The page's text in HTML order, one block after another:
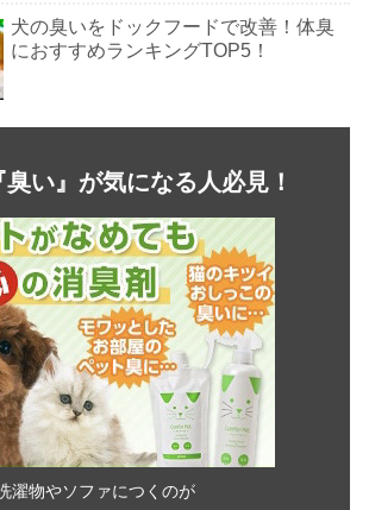
犬の臭いをドックフードで改善！体臭
におすすめランキングTOP5！
犬が玄関で吠える！誰もいないのに反
応する時の3つの対処法
犬のキャリーバッグは手作りできる？
作り方の手順を紹介！
aikona（あいこな）は涙やけにいいっ
て本当？効果の秘密を徹底解明！
い』が気になる人必見！
濯物やソファにつくのが